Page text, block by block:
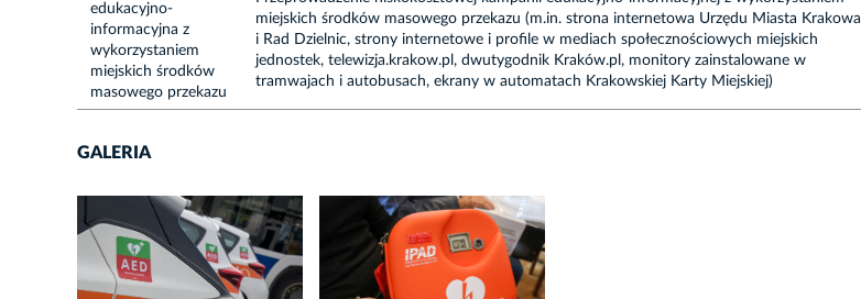
edukacyjno-
informacyjna z
wykorzystaniem
miejskich środków
masowego przekazu
miejskich środków masowego przekazu (m.in. strona internetowa Urzędu Miasta Krakowa
i Rad Dzielnic, strony internetowe i profile w mediach społecznościowych miejskich
jednostek, telewizja.krakow.pl, dwutygodnik Kraków.pl, monitory zainstalowane w
tramwajach i autobusach, ekrany w automatach Krakowskiej Karty Miejskiej)
GALERIA